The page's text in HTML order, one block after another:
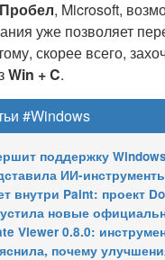
, Microsoft,
уже позволяет
скорее всего,
Win + C.
#Windows
Windows 10
ИИ-инструменты
внутри Paint: проект
новые
0.8.0: инструмент для
почему